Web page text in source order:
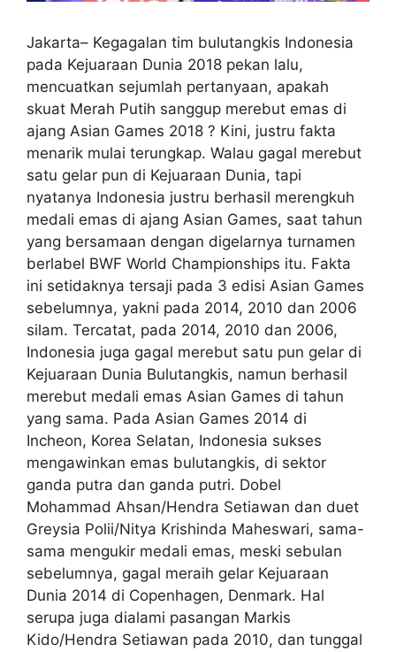
Jakarta– Kegagalan tim bulutangkis Indonesia
pada Kejuaraan Dunia 2018 pekan lalu,
mencuatkan sejumlah pertanyaan, apakah
skuat Merah Putih sanggup merebut emas di
ajang Asian Games 2018 ? Kini, justru fakta
menarik mulai terungkap. Walau gagal merebut
satu gelar pun di Kejuaraan Dunia, tapi
nyatanya Indonesia justru berhasil merengkuh
medali emas di ajang Asian Games, saat tahun
yang bersamaan dengan digelarnya turnamen
berlabel BWF World Championships itu. Fakta
ini setidaknya tersaji pada 3 edisi Asian Games
sebelumnya, yakni pada 2014, 2010 dan 2006
silam. Tercatat, pada 2014, 2010 dan 2006,
Indonesia juga gagal merebut satu pun gelar di
Kejuaraan Dunia Bulutangkis, namun berhasil
merebut medali emas Asian Games di tahun
yang sama. Pada Asian Games 2014 di
Incheon, Korea Selatan, Indonesia sukses
mengawinkan emas bulutangkis, di sektor
ganda putra dan ganda putri. Dobel
Mohammad Ahsan/Hendra Setiawan dan duet
Greysia Polii/Nitya Krishinda Maheswari, sama-
sama mengukir medali emas, meski sebulan
sebelumnya, gagal meraih gelar Kejuaraan
Dunia 2014 di Copenhagen, Denmark. Hal
serupa juga dialami pasangan Markis
Kido/Hendra Setiawan pada 2010, dan tunggal